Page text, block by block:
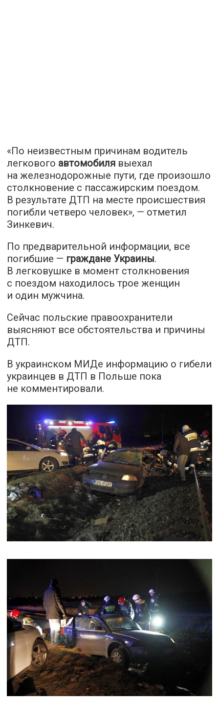
«По неизвестным причинам водитель
легкового автомобиля выехал
на железнодорожные пути, где произошло
столкновение с пассажирским поездом.
В результате ДТП на месте происшествия
погибли четверо человек», — отметил
Зинкевич.
По предварительной информации, все
погибшие — граждане Украины.
В легковушке в момент столкновения
с поездом находилось трое женщин
и один мужчина.
Сейчас польские правоохранители
выясняют все обстоятельства и причины
ДТП.
В украинском МИДе информацию о гибели
украинцев в ДТП в Польше пока
не комментировали.